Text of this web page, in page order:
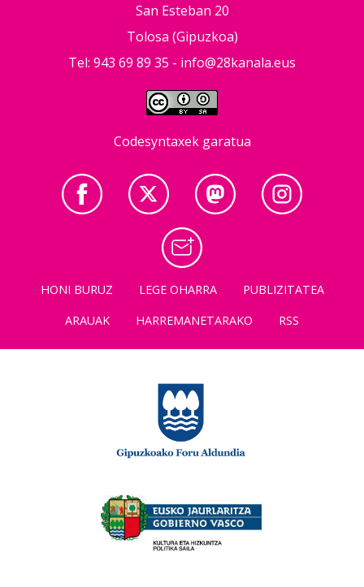
San Esteban 20
Tolosa (Gipuzkoa)
Tel: 943 69 89 35 - info@28kanala.eus
Codesyntaxek garatua
HONI BURUZ LEGE OHARRA
PUBLIZITATEA
ARAUAK
HARREMANETARAKO RSS